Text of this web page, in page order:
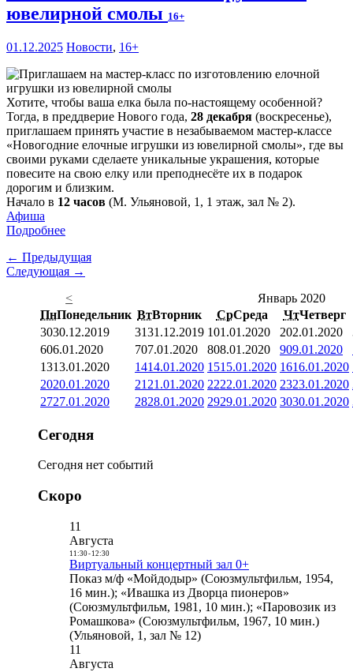
ювелирной смолы 16+
01.12.2025 Новости, 16+
Хотите, чтобы ваша елка была по-настоящему особенной?
Тогда, в преддверие Нового года, 28 декабря (воскресенье),
приглашаем принять участие в незабываемом мастер-классе
«Новогодние елочные игрушки из ювелирной смолы», где вы
своими руками сделаете уникальные украшения, которые
повесите на свою елку или преподнесёте их в подарок
дорогим и близким.
Начало в 12 часов (М. Ульяновой, 1, 1 этаж, зал № 2).
Афиша
Подробнее
← Предыдущая
Следующая →
<
Январь 2020
ПнПонедельник ВтВторник СрСреда ЧтЧетверг
3030.12.2019 3131.12.2019 101.01.2020 202.01.2020
606.01.2020 707.01.2020 808.01.2020 909.01.2020
1313.01.2020 1414.01.2020 1515.01.2020 1616.01.2020
2020.01.2020 21 21.01.2020 2222.01.2020 2323.01.2020
2727.01.2020 2828.01.2020 2929.01.2020 3030.01.2020
Сегодня
Сегодня нет событий
Скоро
11
Августа
11:30- 12:30
Виртуальный концертный зал 0+
Показ м/ф «Мойдодыр» (Союзмультфильм, 1954,
16 мин.); «Ивашка из Дворца пионеров»
(Союзмультфильм, 1981, 10 мин.); «Паровозик из
Ромашкова» (Союзмультфильм, 1967, 10 мин.)
(Ульяновой, 1, зал № 12)
11
Августа